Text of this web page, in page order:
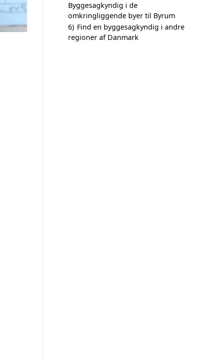
Byggesagkyndig i de
omkringliggende byer til Byrum
6) Find en byggesagkyndig i andre
regioner af Danmark